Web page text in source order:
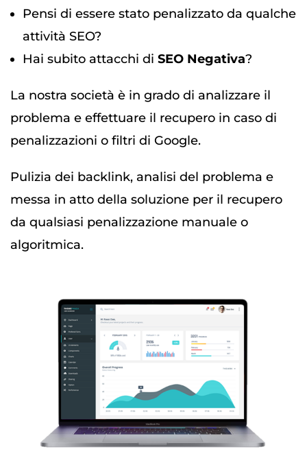
Pensi di essere stato penalizzato da qualche
attività SEO?
Hai subito attacchi di SEO Negativa?
La nostra società è in grado di analizzare il
problema e effettuare il recupero in caso di
penalizzazioni o filtri di Google.
Pulizia dei backlink, analisi del problema e
messa in atto della soluzione per il recupero
da qualsiasi penalizzazione manuale o
algoritmica.